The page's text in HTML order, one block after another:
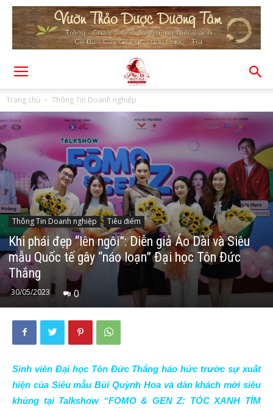
Trang chủ Thông Tin Doanh nghiệp
Thông Tin Doanh nghiệp Tiêu điểm
Khi phái đẹp “lên ngôi”: Diễn giả Áo Dài và Siêu
mẫu Quốc tế gây “náo loạn” Đại học Tôn Đức
Thắng
30/05/2023 0
Sinh viên Đại học Tôn Đức Thắng háo hức trước sự xuất
hiện của Siêu mẫu Bùi Quỳnh Hoa và dàn khách mời siêu
khủng tại Talkshow “FOMO & GEN Z: TÓC XANH TÌM